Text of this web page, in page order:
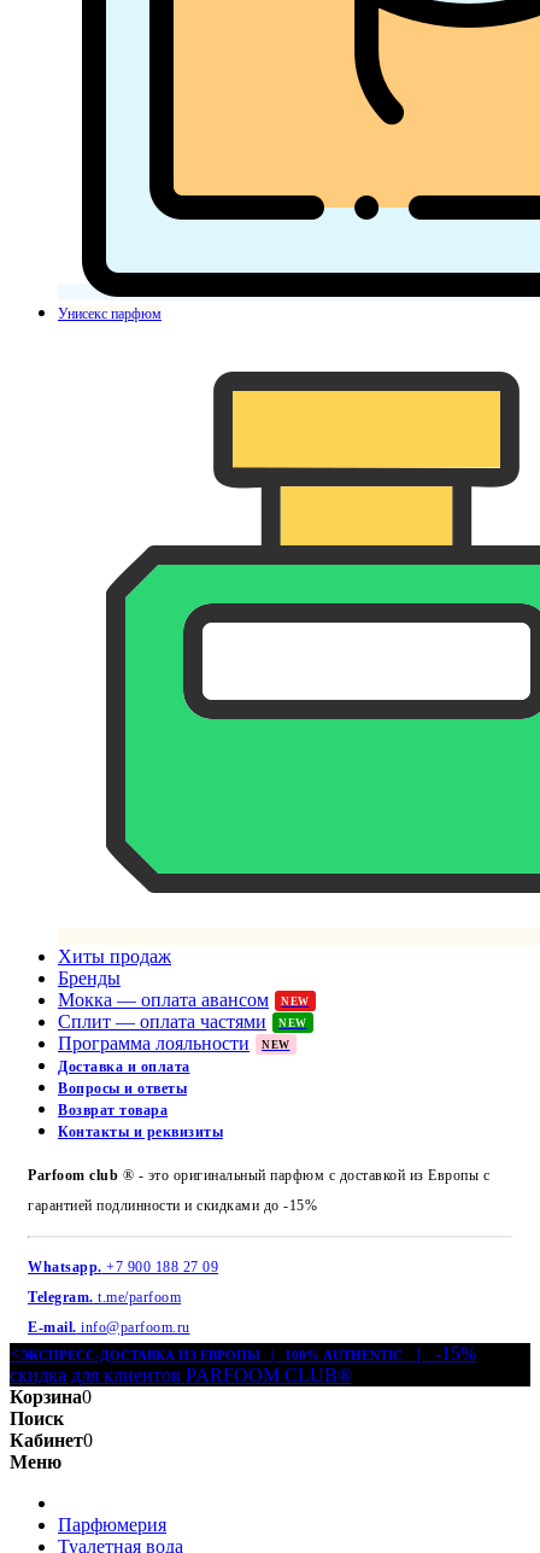
Унисекс парфюм
Хиты продаж
Бренды
Мокка — оплата авансом
NEW
Сплит — оплата частями NEW
Программа лояльности NEW
Доставка и оплата
Вопросы и ответы
Возврат товара
Контакты и реквизиты
Parfoom club ® - это оригинальный парфюм с доставкой из Европы с
гарантией подлинности и скидками до -15%
Whatsapp. +7 900 188 27 09
Telegram. t.me/parfoom
E-mail. info@parfoom.ru
<ЭКСПРЕСС-ДОСТАВКА ИЗ ЕВРОПЫ | 100% AUTHENTIC
| -15%
скидка для клиентов PARFOOM CLUB®
Корзина0
Поиск
Кабинет0
Меню
Парфюмерия
Туалетная вода